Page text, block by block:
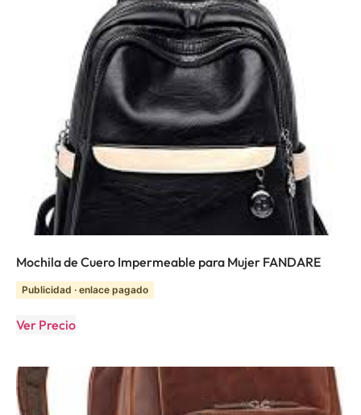
Mochila de Cuero Impermeable para Mujer FANDARE
Publicidad · enlace pagado
Ver Precio